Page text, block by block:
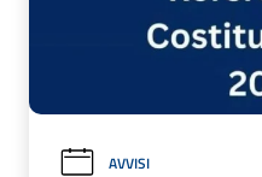
AVVISI